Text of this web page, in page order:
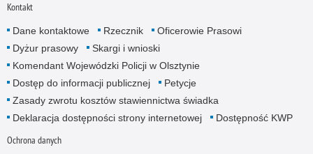
Kontakt
Dane kontaktowe Rzecznik
Oficerowie Prasowi
Dyżur prasowy
Skargi i wnioski
Komendant Wojewódzki Policji w Olsztynie
Dostęp do informacji publicznej
Petycje
Zasady zwrotu kosztów stawiennictwa świadka
Deklaracja dostępności strony internetowej
Dostępność KWP
Ochrona danych